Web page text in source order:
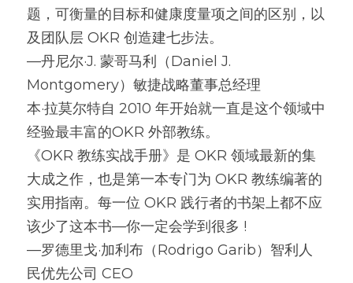
题，可衡量的目标和健康度量项之间的区别，以
及团队层 OKR 创造建七步法。
—丹尼尔·J. 蒙哥马利（Daniel J.
Montgomery）敏捷战略董事总经理
本·拉莫尔特自 2010 年开始就一直是这个领域中
经验最丰富的OKR 外部教练。
《OKR 教练实战手册》是 OKR 领域最新的集
大成之作，也是第一本专门为 OKR 教练编著的
实用指南。每一位 OKR 践行者的书架上都不应
该少了这本书—你一定会学到很多 !
—罗德里戈·加利布（Rodrigo Garib）智利人
民优先公司 CEO